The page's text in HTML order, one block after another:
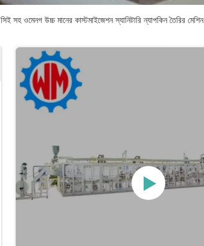
সিই সহ ওমেনগ উচ্চ মানের কাস্টমাইজেশন স্যানিটারি ন্যাপকিন তৈরির মেশিন